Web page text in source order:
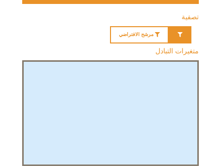
تصفية
مرشح الافتراضي
متغيرات التبادل